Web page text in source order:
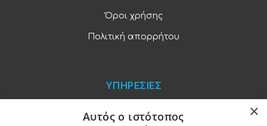
Όροι χρήσης
Πολιτική απορρήτου
ΥΠΗΡΕΣΙΕΣ
×
Αυτός ο ιστότοπος